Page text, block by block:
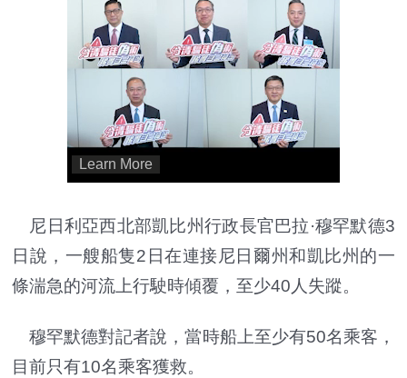
尼日利亞西北部凱比州行政長官巴拉·穆罕默德3
日說，一艘船隻2日在連接尼日爾州和凱比州的一
條湍急的河流上行駛時傾覆，至少40人失蹤。
穆罕默德對記者說，當時船上至少有50名乘客，
目前只有10名乘客獲救。